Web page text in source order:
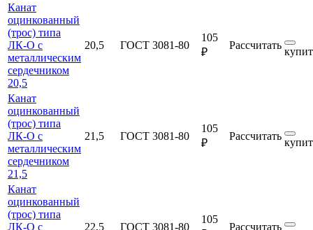
Канат
оцинкованный
(трос) типа
ЛК-О с
металлическим
сердечником
20,5
20,5 ГОСТ 3081-80
105
₽
Рассчитать
Канат
оцинкованный
(трос) типа
ЛК-О с
металлическим
сердечником
21,5
21,5 ГОСТ 3081-80
105
₽
Рассчитать
Канат
оцинкованный
(трос) типа
ЛК-О с
22,5 ГОСТ 3081-80
105
Рассчитать